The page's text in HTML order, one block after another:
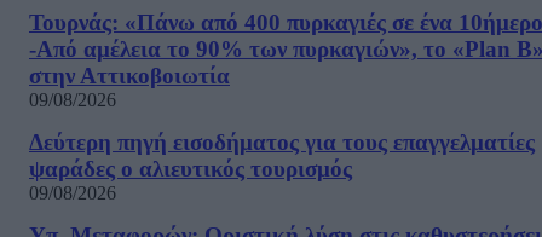
Τουρνάς: «Πάνω από 400 πυρκαγιές σε ένα 10ήμερο
-Από αμέλεια το 90% των πυρκαγιών», το «Plan
στην Αττικοβοιωτία
09/08/2026
Δεύτερη πηγή εισοδήματος για τους επαγγελματίες
ψαράδες ο αλιευτικός τουρισμός
09/08/2026